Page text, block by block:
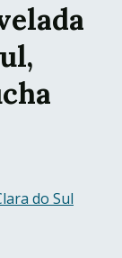
do Sul